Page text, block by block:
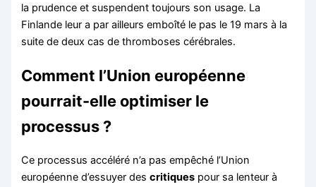
la prudence et suspendent toujours son usage. La
Finlande leur a par ailleurs emboîté le pas le 19 mars à la
suite de deux cas de thromboses cérébrales.
Comment l’Union européenne
pourrait-elle optimiser le
processus ?
Ce processus accéléré n’a pas empêché l’Union
européenne d’essuyer descritiques pour sa lenteur à